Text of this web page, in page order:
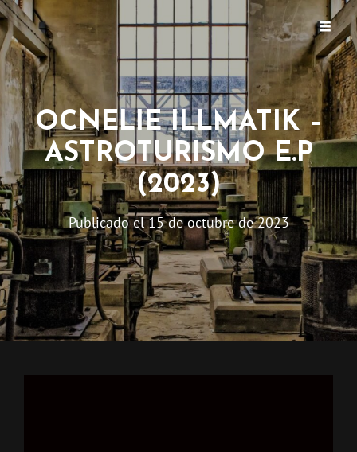
EL QUÉ? PRODUKT
OCNELIE ILLMATIK –
ASTROTURISMO E.P
(2023)
Publicado el15 de octubre de 2023